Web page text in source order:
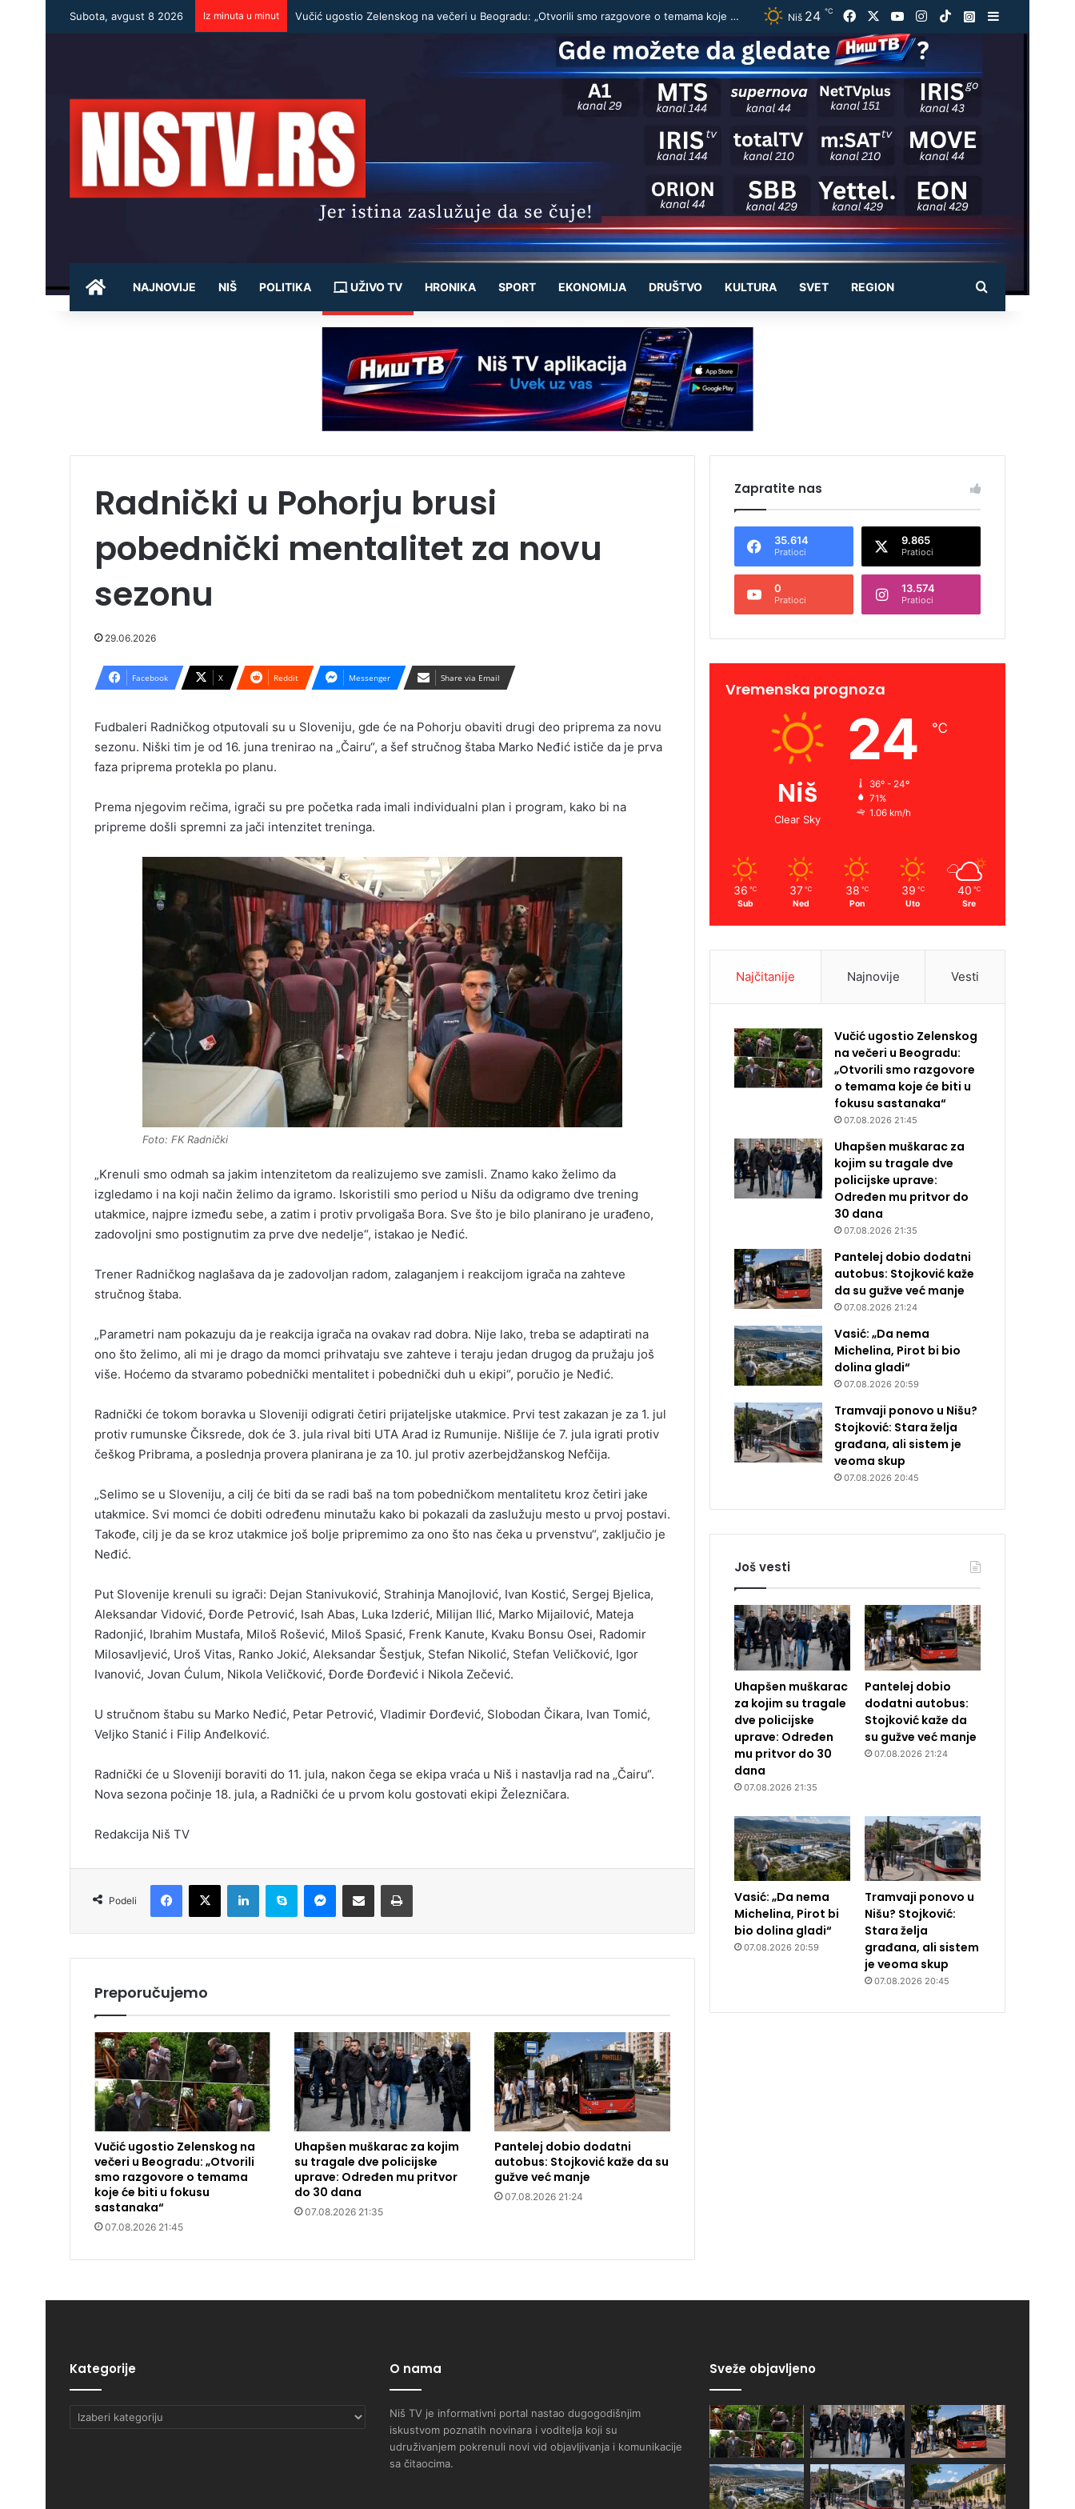
Subota, avgust 8 2026 Iz minuta u minut Vučić ugostio Zelenskog na večeri u Beogradu: „Otvorili smo razgovore o temama koje će biti u fokusu sastanaka“ Niš 24 ℃ Facebook YouTubeInstagram
TikTokInstagram
POČETNA
NAJNOVIJE NIŠ POLITIKA UŽIVO TV HRONIKA SPORT EKONOMIJA DRUŠTVO KULTURA SVET REGION Pretraži
Radnički u Pohorju brusi
pobednički mentalitet za novu
sezonu
29.06.2026
Facebook X Reddit Messenger Share via Email
Fudbaleri Radničkog otputovali su u Sloveniju, gde će na Pohorju obaviti drugi deo priprema za novu
sezonu. Niški tim je od 16. juna trenirao na „Čairu“, a šef stručnog štaba Marko Neđić ističe da je prva
faza priprema protekla po planu.
Prema njegovim rečima, igrači su pre početka rada imali individualni plan i program, kako bi na
pripreme došli spremni za jači intenzitet treninga.
Foto: FK Radnički
„Krenuli smo odmah sa jakim intenzitetom da realizujemo sve zamisli. Znamo kako želimo da
izgledamo i na koji način želimo da igramo. Iskoristili smo period u Nišu da odigramo dve trening
utakmice, najpre između sebe, a zatim i protiv prvoligaša Bora. Sve što je bilo planirano je urađeno,
zadovoljni smo postignutim za prve dve nedelje“, istakao je Neđić.
Trener Radničkog naglašava da je zadovoljan radom, zalaganjem i reakcijom igrača na zahteve
stručnog štaba.
„Parametri nam pokazuju da je reakcija igrača na ovakav rad dobra. Nije lako, treba se adaptirati na
ono što želimo, ali mi je drago da momci prihvataju sve zahteve i teraju jedan drugog da pružaju još
više. Hoćemo da stvaramo pobednički mentalitet i pobednički duh u ekipi“, poručio je Neđić.
Radnički će tokom boravka u Sloveniji odigrati četiri prijateljske utakmice. Prvi test zakazan je za 1. jul
protiv rumunske Čiksrede, dok će 3. jula rival biti UTA Arad iz Rumunije. Nišlije će 7. jula igrati protiv
češkog Pribrama, a poslednja provera planirana je za 10. jul protiv azerbejdžanskog Nefčija.
„Selimo se u Sloveniju, a cilj će biti da se radi baš na tom pobedničkom mentalitetu kroz četiri jake
utakmice. Svi momci će dobiti određenu minutažu kako bi pokazali da zaslužuju mesto u prvoj postavi.
Takođe, cilj je da se kroz utakmice još bolje pripremimo za ono što nas čeka u prvenstvu“, zaključio je
Neđić.
Put Slovenije krenuli su igrači: Dejan Stanivuković, Strahinja Manojlović, Ivan Kostić, Sergej Bjelica,
Aleksandar Vidović, Đorđe Petrović, Isah Abas, Luka Izderić, Milijan Ilić, Marko Mijailović, Mateja
Radonjić, Ibrahim Mustafa, Miloš Rošević, Miloš Spasić, Frenk Kanute, Kvaku Bonsu Osei, Radomir
Milosavljević, Uroš Vitas, Ranko Jokić, Aleksandar Šestjuk, Stefan Nikolić, Stefan Veličković, Igor
Ivanović, Jovan Ćulum, Nikola Veličković, Đorđe Đorđević i Nikola Zečević.
U stručnom štabu su Marko Neđić, Petar Petrović, Vladimir Đorđević, Slobodan Čikara, Ivan Tomić,
Veljko Stanić i Filip Anđelković.
Radnički će u Sloveniji boraviti do 11. jula, nakon čega se ekipa vraća u Niš i nastavlja rad na „Čairu“.
Nova sezona počinje 18. jula, a Radnički će u prvom kolu gostovati ekipi Železničara.
Redakcija Niš TV
Podeli
Preporučujemo
Vučić ugostio Zelenskog na
večeri u Beogradu: „Otvorili
smo razgovore o temama
koje će biti u fokusu
sastanaka“
07.08.2026 21:45
Uhapšen muškarac za kojim
su tragale dve policijske
uprave: Određen mu pritvor
do 30 dana
07.08.2026 21:35
Pantelej dobio dodatni
autobus: Stojković kaže da su
gužve već manje
07.08.2026 21:24
Zapratite nas
35.614
Pratioci
9.865
Pratioci
0
Pratioci
13.574
Pratioci
Vremenska prognoza
Niš
Clear Sky
24 ℃
36º - 24º
71%
1.06 km/h
36 ℃
Sub
37 ℃
Ned
38 ℃
Pon
39 ℃
Uto
40 ℃
Sre
Najčitanije Najnovije Vesti
Vučić ugostio Zelenskog
na večeri u Beogradu:
„Otvorili smo razgovore
o temama koje će biti u
fokusu sastanaka“
07.08.2026 21:45
Uhapšen muškarac za
kojim su tragale dve
policijske uprave:
Određen mu pritvor do
30 dana
07.08.2026 21:35
Pantelej dobio dodatni
autobus: Stojković kaže
da su gužve već manje
07.08.2026 21:24
Vasić: „Da nema
Michelina, Pirot bi bio
dolina gladi“
07.08.2026 20:59
Tramvaji ponovo u Nišu?
Stojković: Stara želja
građana, ali sistem je
veoma skup
07.08.2026 20:45
Još vesti
Uhapšen muškarac
za kojim su tragale
dve policijske
uprave: Određen
mu pritvor do 30
dana
07.08.2026 21:35
Pantelej dobio
dodatni autobus:
Stojković kaže da
su gužve već manje
07.08.2026 21:24
Vasić: „Da nema
Michelina, Pirot bi
bio dolina gladi“
07.08.2026 20:59
Tramvaji ponovo u
Nišu? Stojković:
Stara želja
građana, ali sistem
je veoma skup
07.08.2026 20:45
Kategorije
Kategorije
O nama
Niš TV je informativni portal nastao dugogodišnjim
iskustvom poznatih novinara i voditelja koji su
udruživanjem pokrenuli novi vid objavljivanja i komunikacije
sa čitaocima.
Sveže objavljeno